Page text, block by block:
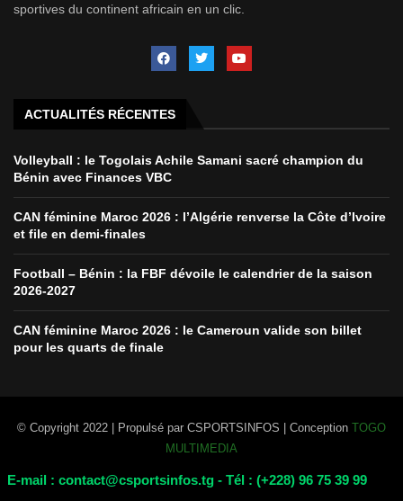
sportives du continent africain en un clic.
ACTUALITÉS RÉCENTES
Volleyball : le Togolais Achile Samani sacré champion du
Bénin avec Finances VBC
CAN féminine Maroc 2026 : l’Algérie renverse la Côte d’Ivoire
et file en demi-finales
Football – Bénin : la FBF dévoile le calendrier de la saison
2026-2027
CAN féminine Maroc 2026 : le Cameroun valide son billet
pour les quarts de finale
© Copyright 2022 | Propulsé par CSPORTSINFOS | Conception TOGO
MULTIMEDIA
E-mail : contact@csportsinfos.tg - Tél : (+228) 96 75 39 99